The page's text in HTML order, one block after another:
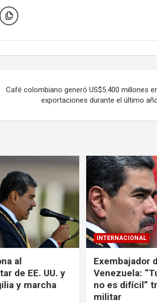
Café colombiano generó US$5.400 millones
exportaciones durante el último
al
de EE. UU. y
y marcha
INTERNACIONAL
Exembajador
Venezuela:
no es difícil”
militar